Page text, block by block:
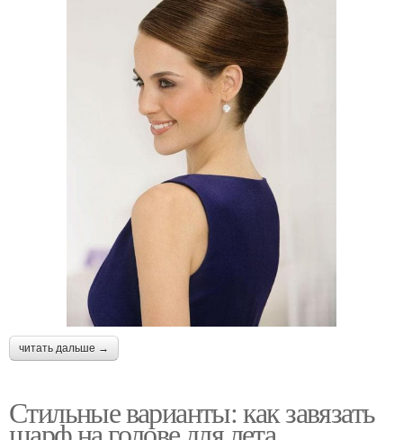
читать дальше →
Стильные варианты: как завязать